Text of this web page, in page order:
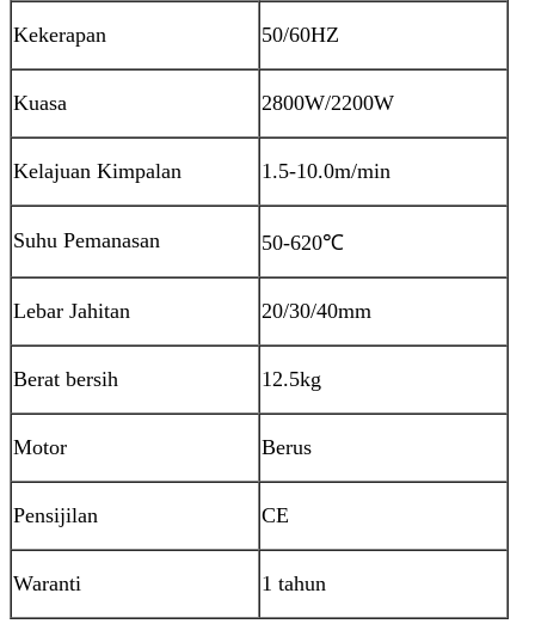
Kekerapan 50/60HZ
Kuasa 2800W/2200W
Kelajuan Kimpalan 1.5-10.0m/min
Suhu Pemanasan 50-620℃
Lebar Jahitan 20/30/40mm
Berat bersih 12.5kg
Motor Berus
Pensijilan CE
Waranti 1 tahun